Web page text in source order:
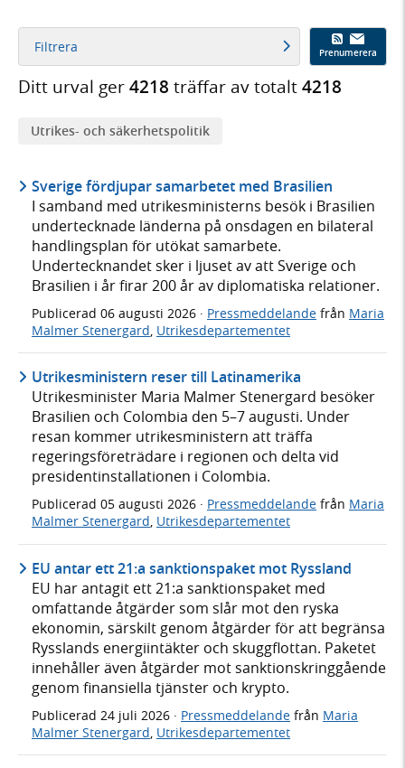
Filtrera Prenumerera
Ditt urval ger4218 träffar av totalt4218
Utrikes- och säkerhetspolitik
Sverige fördjupar samarbetet med Brasilien
I samband med utrikesministerns besök i Brasilien
undertecknade länderna på onsdagen en bilateral
handlingsplan för utökat samarbete.
Undertecknandet sker i ljuset av att Sverige och
Brasilien i år firar 200 år av diplomatiska relationer.
Publicerad 06 augusti 2026 · Pressmeddelande från Maria
Malmer Stenergard Utrikesdepartementet
Utrikesministern reser till Latinamerika
Utrikesminister Maria Malmer Stenergard besöker
Brasilien och Colombia den 5–7 augusti. Under
resan kommer utrikesministern att träffa
regeringsföreträdare i regionen och delta vid
presidentinstallationen i Colombia.
Publicerad 05 augusti 2026 · Pressmeddelande från Maria
Malmer Stenergard, Utrikesdepartementet
EU antar ett 21:a sanktionspaket mot Ryssland
EU har antagit ett 21:a sanktionspaket med
omfattande åtgärder som slår mot den ryska
ekonomin, särskilt genom åtgärder för att begränsa
Rysslands energiintäkter och skuggflottan. Paketet
innehåller även åtgärder mot sanktionskringgående
genom finansiella tjänster och krypto.
Publicerad 24 juli 2026 · Pressmeddelande från Maria
Malmer Stenergard, Utrikesdepartementet